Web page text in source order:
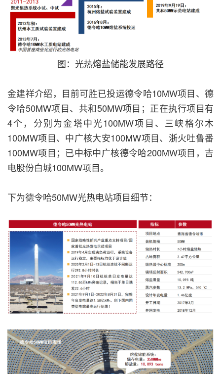
图：光热熔盐储能发展路径
金建祥介绍，目前可胜已投运德令哈10MW项目、德
令哈50MW项目、共和50MW项目；正在执行项目有
4个，分别为金塔中光100MW项目、三峡格尔木
100MW项目、中广核大安100MW项目、浙火吐鲁番
100MW项目；已中标中广核德令哈200MW项目，吉
电股份白城100MW项目。
下为德令哈50MW光热电站项目细节：